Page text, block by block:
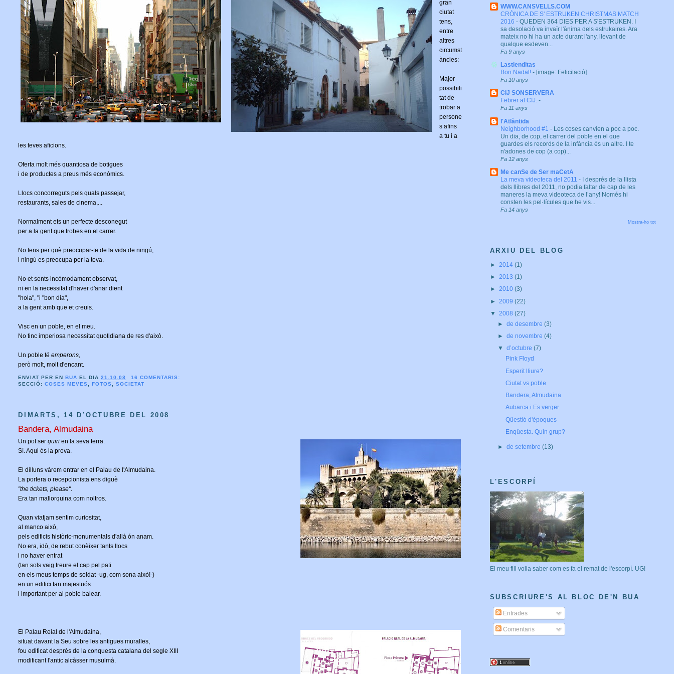
gran
ciutat
tens,
entre
altres
circumst
àncies:
Major
possibili
tat de
trobar a
persone
s afins
a tu i a
les teves aficions.
Oferta molt més quantiosa de botigues
i de productes a preus més econòmics.
Llocs concorreguts pels quals passejar,
restaurants, sales de cinema,...
Normalment ets un perfecte desconegut
per a la gent que trobes en el carrer.
No tens per què preocupar-te de la vida de ningú,
i ningú es preocupa per la teva.
No et sents incòmodament observat,
ni en la necessitat d'haver d'anar dient
"hola", "i "bon dia",
a la gent amb que et creuis.
Visc en un poble, en el meu.
No tinc imperiosa necessitat quotidiana de res d'això.
Un poble téemperons
però molt, molt d'encant.
ENVIAT PER ENBUA EL DIA21.10.08
16 COMENTARIS:
SECCIÓ:COSES MEVES ,FOTOS ,SOCIETAT
DIMARTS, 14 D’OCTUBRE DEL 2008
Bandera, Almudaina
Un pot serguiri en la seva terra.
Sí. Aqui és la prova.
El dilluns vàrem entrar en el Palau de l'Almudaina.
La portera o recepcionista ens diguè
"the tickets, please".
Era tan mallorquina com noltros.
Quan viatjam sentim curiositat,
al manco això,
pels edificis històric-monumentals d'allà ón anam.
No era, idò, de rebut conèixer tants llocs
i no haver entrat
(tan sols vaig treure el cap pel pati
en els meus temps de soldat -ug, com sona això!-)
en un edifici tan majestuós
i important per al poble balear.
El Palau Reial de l'Almudaina,
situat davant la Seu sobre les antigues muralles,
fou edificat després de la conquesta catalana del segle XIII
modificant l'antic alcàsser musulmà.
WWW.CANSVELLS.COM
CRÒNICA DE S' ESTRUKEN CHRISTMAS MATCH
2016 - QUEDEN 364 DIES PER A S'ESTRUKEN. I
sa desolació va invaïr l'ànima dels estrukaires. Ara
mateix no hi ha un acte durant l'any, llevant de
qualque esdeven...
Fa 9 anys
Lastienditas
Bon Nadal! - [image: Felicitació]
Fa 10 anys
CIJ SONSERVERA
Febrer al CIJ. -
Fa 11 anys
l'Atlàntida
Neighborhood #1 - Les coses canvien a poc a poc.
Un dia, de cop, el carrer del poble en el que
guardes els records de la infància és un altre. I te
n'adones de cop (a cop)...
Fa 12 anys
Me canSe de Ser maCetA
La meva videoteca del 2011 - I després de la llista
dels llibres del 2011, no podia faltar de cap de les
maneres la meva videoteca de l’any! Només hi
consten les pel·lícules que he vis...
Fa 14 anys
Mostra-ho tot
ARXIU DEL BLOG
► 2014 (1)
► 2013 (1)
► 2010 (3)
►
2009 (22)
▼
2008 (27)
► de desembre (3)
► de novembre (4)
▼ d’octubre (7)
Pink Floyd
Esperit lliure?
Ciutat vs poble
Bandera, Almudaina
Aubarca i Es verger
Qüestió d'èpoques
Enqüesta. Quin grup?
► de setembre (13)
L'ESCORPÍ
El meu fill volia saber com es fa el remat de l'escorpí. UG!
SUBSCRIURE'S AL BLOC DE'N BUA
Entrades
Comentaris